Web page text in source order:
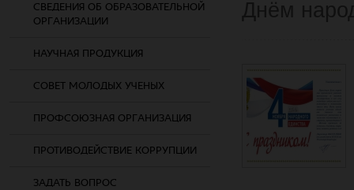
СВЕДЕНИЯ ОБ ОБРАЗОВАТЕЛЬНОЙ
ОРГАНИЗАЦИИ
НАУЧНАЯ ПРОДУКЦИЯ
СОВЕТ МОЛОДЫХ УЧЕНЫХ
ПРОФСОЮЗНАЯ ОРГАНИЗАЦИЯ
ПРОТИВОДЕЙСТВИЕ КОРРУПЦИИ
ЗАДАТЬ ВОПРОС